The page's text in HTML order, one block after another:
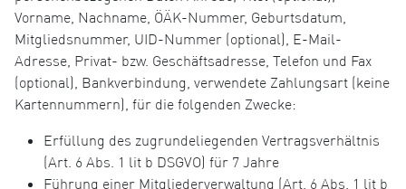
Vorname, Nachname, ÖÄK-Nummer, Geburtsdatum,
Mitgliedsnummer, UID-Nummer (optional), E-Mail-
Adresse, Privat- bzw. Geschäftsadresse, Telefon und Fax
(optional), Bankverbindung, verwendete Zahlungsart (keine
Kartennummern), für die folgenden Zwecke:
Erfüllung des zugrundeliegenden Vertragsverhältnis
(Art. 6 Abs. 1 lit b DSGVO) für 7 Jahre
Führung einer Mitgliederverwaltung (Art. 6 Abs. 1 lit b